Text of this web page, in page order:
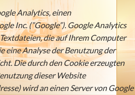
Analytics, einen
Inc. (”Google”). Google Analytics
die auf Ihrem Computer
eine Analyse der Benutzung der
Die durch den Cookie erzeugten
dieser Website
wird an einen Server von Google